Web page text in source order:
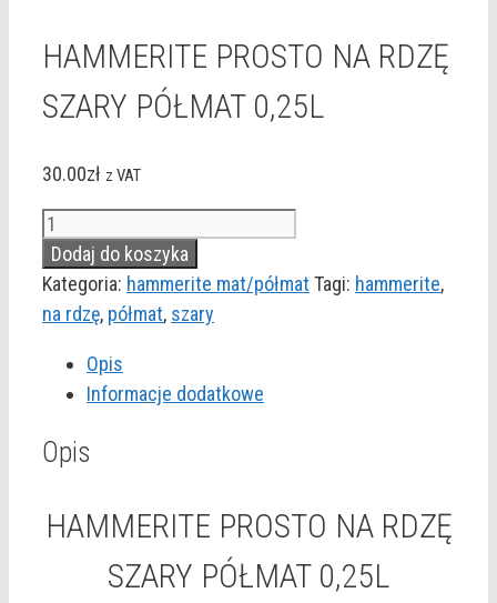
HAMMERITE PROSTO NA RDZĘ
SZARY PÓŁMAT 0,25L
30.00zł z VAT
ilość
HAMMERITE
PROSTO
NA
SZARY
PÓŁMAT
Dodaj do koszyka
Kategoria: hammerite mat/półmat Tagi: hammerite,
na rdzę, półmat, szary
Opis
Informacje dodatkowe
Opis
HAMMERITE PROSTO NA RDZĘ
SZARY PÓŁMAT 0,25L